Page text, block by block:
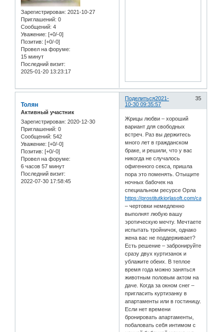
Зарегистрирован: 2021-10-27
Приглашений: 0
Сообщений: 4
Уважение: [+0/-0]
Позитив: [+0/-0]
Провел на форуме:
15 минут
Последний визит:
2025-01-20 13:23:17
Поделиться 35
2021-
10-30 09:35:57
Толян
Активный участник
Зарегистрирован: 2020-12-30
Приглашений: 0
Сообщений: 542
Уважение: [+0/-0]
Позитив: [+0/-0]
Провел на форуме:
6 часов 57 минут
Последний визит:
2022-07-30 17:58:45
Жрицы любви – хороший
вариант для свободных
встреч. Раз вы держитесь
много лет в гражданском
браке, и решили, что у вас
никогда не случалось
офигенного секса, пришла
пора это поменять. Отыщите
ночных бабочек на
специальном ресурсе Орла
https://prostitutkiorlasoft.com/catalog/
– чертовки немедленно
выполнят любую вашу
эротическую мечту. Мечтаете
испытать тройничок, однако
жена вас не поддерживает?
Есть решение – забронируйте
сразу двух куртизанок и
ублажите обеих. В теплое
время года можно заняться
животным половым актом на
даче. Когда за окном снег –
пригласить куртизанку в
апартаменты или в гостиницу.
Если нет времени
бронировать апартаменты,
побаловать себя интимом с